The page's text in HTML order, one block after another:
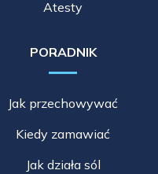
Atesty
PORADNIK
Jak przechowywać
Kiedy zamawiać
Jak działa sól